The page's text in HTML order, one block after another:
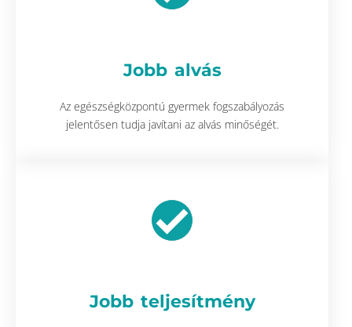
Jobb alvás
Az egészségközpontú gyermek fogszabályozás
jelentősen tudja javítani az alvás minőségét.
Jobb teljesítmény